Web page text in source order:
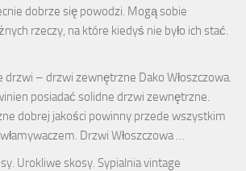
dobrze się powodzi. Mogą sobie
rzeczy, na które kiedyś nie było ich stać.
drzwi – drzwi zewnętrzne Dako Włoszczowa.
posiadać solidne drzwi zewnętrzne.
dobrej jakości powinny przede wszystkim
Drzwi Włoszczowa …
Urokliwe skosy. Sypialnia vintage